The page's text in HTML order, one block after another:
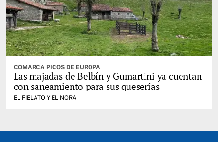
COMARCA PICOS DE EUROPA
Las majadas de Belbín y Gumartini ya cuentan
con saneamiento para sus queserías
EL FIELATO Y EL NORA